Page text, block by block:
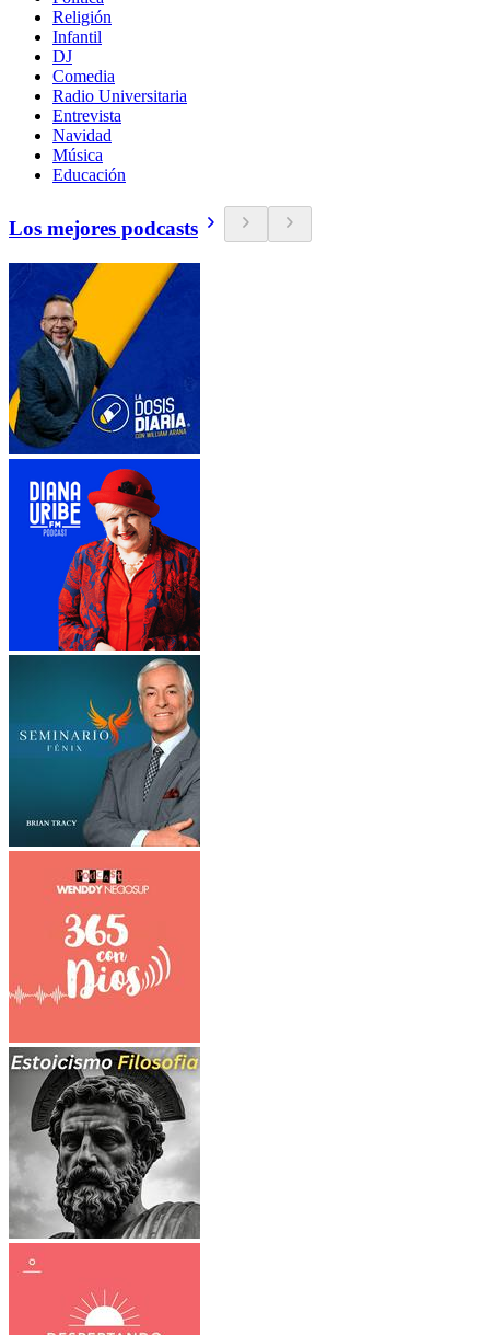
Religión
Infantil
DJ
Comedia
Radio Universitaria
Entrevista
Navidad
Música
Educación
Los mejores podcasts